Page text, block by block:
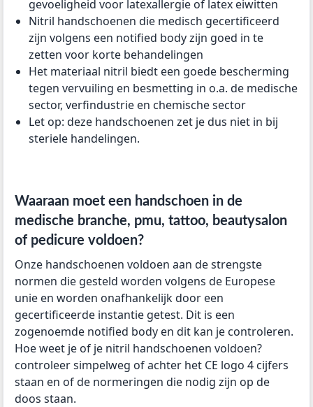
gevoeligheid voor latexallergie of latex eiwitten
Nitril handschoenen die medisch gecertificeerd
zijn volgens een notified body zijn goed in te
zetten voor korte behandelingen
Het materiaal nitril biedt een goede bescherming
tegen vervuiling en besmetting in o.a. de medische
sector, verfindustrie en chemische sector
Let op: deze handschoenen zet je dus niet in bij
steriele handelingen.
Waaraan moet een handschoen in de
medische branche, pmu, tattoo, beautysalon
of pedicure voldoen?
Onze handschoenen voldoen aan de strengste
normen die gesteld worden volgens de Europese
unie en worden onafhankelijk door een
gecertificeerde instantie getest. Dit is een
zogenoemde notified body en dit kan je controleren.
Hoe weet je of je nitril handschoenen voldoen?
controleer simpelweg of achter het CE logo 4 cijfers
staan en of de normeringen die nodig zijn op de
doos staan.